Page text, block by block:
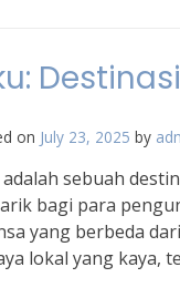
on July 23, 2025 by
adalah sebuah
bagi para
yang berbeda
lokal yang kaya,